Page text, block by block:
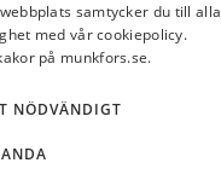
samtycker du till alla
med vår cookiepolicy.
på munkfors.se.
NÖDVÄNDIGT